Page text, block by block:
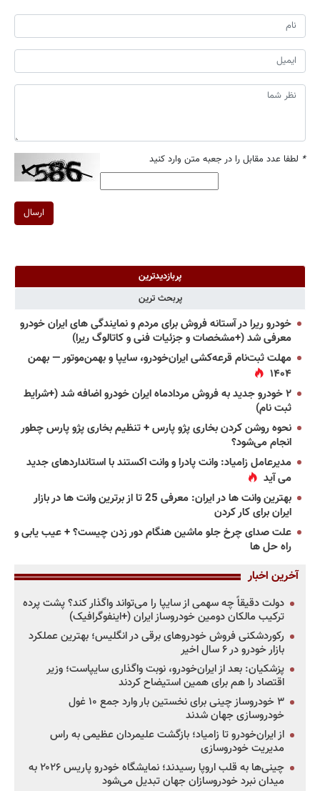
* لطفا عدد مقابل را در جعبه متن وارد کنید
ارسال
پربازدیدترین
پربحث ترین
خودرو ریرا در آستانه فروش برای مردم و نمایندگی های ایران خودرو
معرفی شد (+مشخصات و جزئیات فنی و کاتالوگ ریرا)
مهلت ثبت‌نام قرعه‌کشی ایران‌خودرو، سایپا و بهمن‌موتور — بهمن
۱۴۰۴
۲ خودرو جدید به فروش مردادماه ایران خودرو اضافه شد (+شرایط
ثبت نام)
نحوه روشن کردن بخاری پژو پارس + تنظیم بخاری پژو پارس چطور
انجام می‌شود؟
مدیرعامل زامیاد: وانت پادرا و وانت اکستند با استانداردهای جدید
می آید
بهترین وانت ها در ایران: معرفی 25 تا از برترین وانت ها در بازار
ایران برای کار کردن
علت صدای چرخ جلو ماشین هنگام دور زدن چیست؟ + عیب یابی و
راه حل ها
آخرین اخبار
دولت دقیقاً چه سهمی از سایپا را می‌تواند واگذار کند؟ پشت پرده
ترکیب مالکان دومین خودروساز ایران (+اینفوگرافیک)
رکوردشکنی فروش خودروهای برقی در انگلیس؛ بهترین عملکرد
بازار خودرو در ۶ سال اخیر
پزشکیان: بعد از ایران‌خودرو، نوبت واگذاری سایپاست؛ وزیر
اقتصاد را هم برای همین استیضاح کردند
۳ خودروساز چینی برای نخستین بار وارد جمع ۱۰ غول
خودروسازی جهان شدند
از ایران‌خودرو تا زامیاد؛ بازگشت علیمردان عظیمی به راس
مدیریت خودروسازی
چینی‌ها به قلب اروپا رسیدند؛ نمایشگاه خودرو پاریس ۲۰۲۶ به
میدان نبرد خودروسازان جهان تبدیل می‌شود